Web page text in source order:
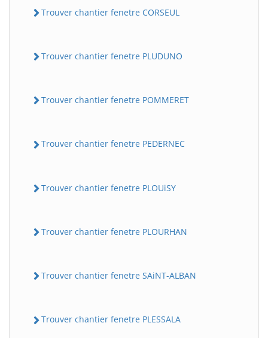
Trouver chantier fenetre CORSEUL
Trouver chantier fenetre PLUDUNO
Trouver chantier fenetre POMMERET
Trouver chantier fenetre PEDERNEC
Trouver chantier fenetre PLOUiSY
Trouver chantier fenetre PLOURHAN
Trouver chantier fenetre SAiNT-ALBAN
Trouver chantier fenetre PLESSALA